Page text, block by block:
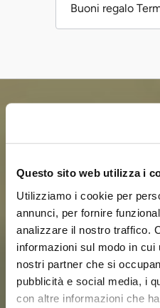
Questo sito web utilizza i
Utilizziamo i cookie per
annunci, per fornire
analizzare il nostro traffico.
informazioni sul modo in
nostri partner che si
pubblicità e social media, i
con altre informazioni che
Buoni regalo